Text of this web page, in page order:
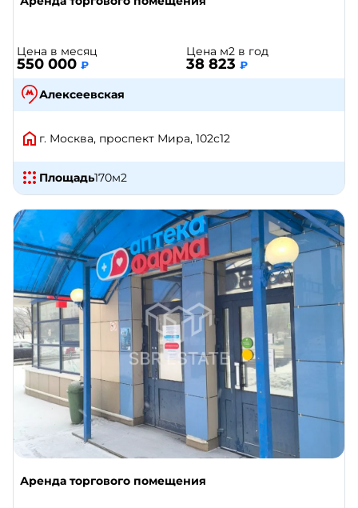
Цена в месяц
550 000 ₽
Цена м2 в год
38 823 ₽
Алексеевская
г. Москва, проспект Мира, 102с12
Площадь170м2
Аренда торгового помещения